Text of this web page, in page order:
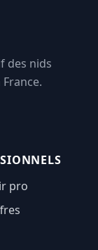
des nids
pro